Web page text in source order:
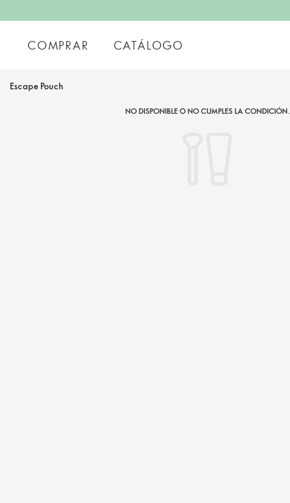
COMPRAR CATÁLOGO
Escape Pouch
NO DISPONIBLE O NO CUMPLES LA CONDICIÓN.